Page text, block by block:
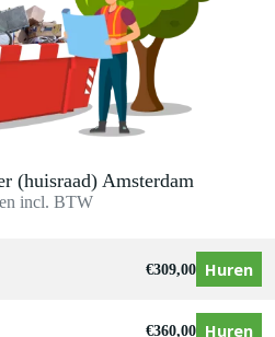
(huisraad) Amsterdam
incl. BTW
€309,00 Huren
€360,00 Huren